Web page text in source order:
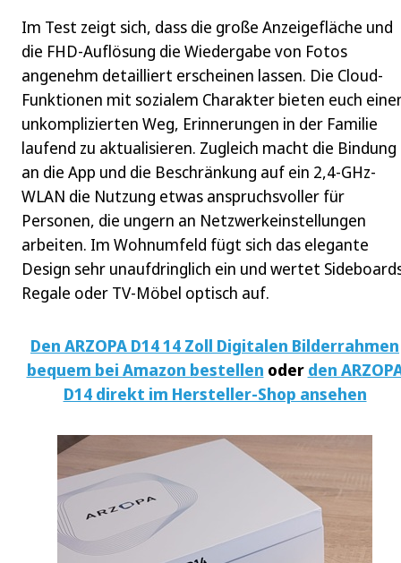
Im Test zeigt sich, dass die große Anzeigefläche und
die FHD-Auflösung die Wiedergabe von Fotos
angenehm detailliert erscheinen lassen. Die Cloud-
Funktionen mit sozialem Charakter bieten euch
unkomplizierten Weg, Erinnerungen in der Familie
laufend zu aktualisieren. Zugleich macht die Bindung
an die App und die Beschränkung auf ein 2,4‑GHz-
WLAN die Nutzung etwas anspruchsvoller für
Personen, die ungern an Netzwerkeinstellungen
arbeiten. Im Wohnumfeld fügt sich das elegante
Design sehr unaufdringlich ein und wertet
Regale oder TV-Möbel optisch auf.
Den ARZOPA D14 14 Zoll Digitalen Bilderrahmen
bequem bei Amazon bestellen oder den
D14 direkt im Hersteller-Shop ansehen